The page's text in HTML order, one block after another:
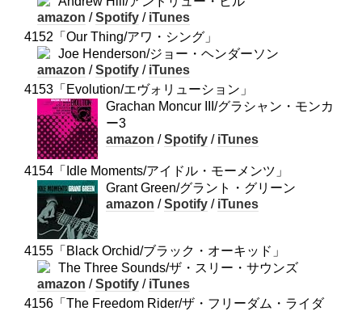
amazon /Spotify / iTunes
4152「Our Thing/アワ・シング」
Joe Henderson/ジョー・ヘンダーソン
amazon /Spotify / iTunes
4153「Evolution/エヴォリューション」
Grachan Moncur III/グラシャン・モンカ
ー3
amazon /Spotify / iTunes
4154「Idle Moments/アイドル・モーメンツ」
Grant Green/グラント・グリーン
amazon /Spotify / iTunes
4155「Black Orchid/ブラック・オーキッド」
The Three Sounds/ザ・スリー・サウンズ
amazon /Spotify / iTunes
4156「The Freedom Rider/ザ・フリーダム・ライダ